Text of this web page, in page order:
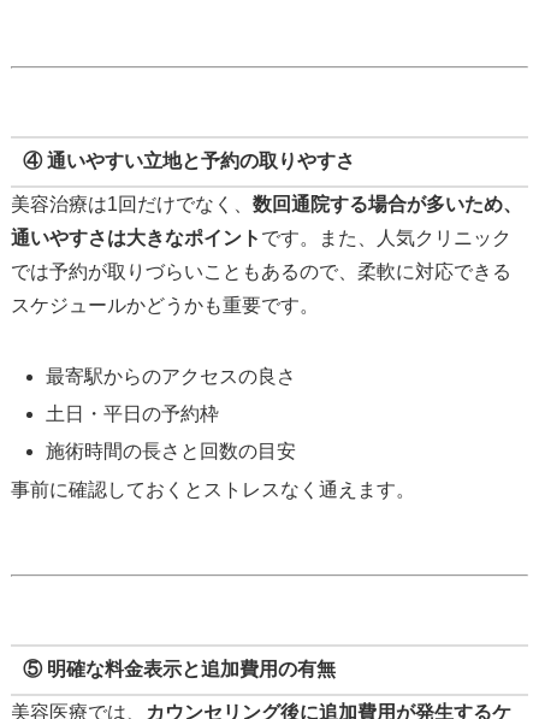
④ 通いやすい立地と予約の取りやすさ
美容治療は1回だけでなく、 数回通院する場合が多いため、
通いやすさは大きなポイント です。また、人気クリニック
では予約が取りづらいこともあるので、柔軟に対応できる
スケジュールかどうかも重要です。
最寄駅からのアクセスの良さ
土日・平日の予約枠
施術時間の長さと回数の目安
事前に確認しておくとストレスなく通えます。
⑤ 明確な料金表示と追加費用の有無
美容医療では、
カウンセリング後に追加費用が発生するケ